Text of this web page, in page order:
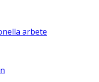
arbete